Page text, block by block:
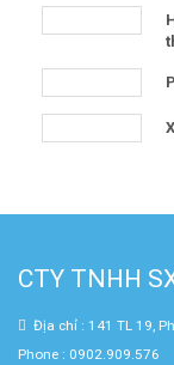
CTY TNHH
Địa chỉ : 141 TL 19,
Phone : 0902.909.576